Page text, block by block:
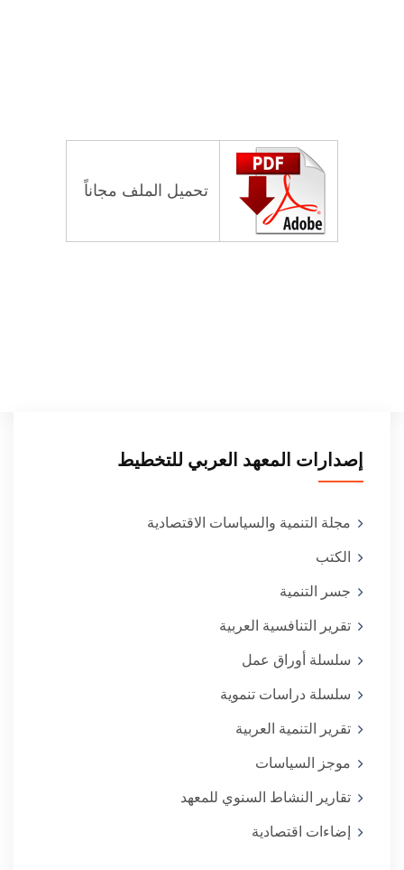
تحميل الملف مجاناً
إصدارات المعهد العربي للتخطيط
مجلة التنمية والسياسات الاقتصادية
الكتب
جسر التنمية
تقرير التنافسية العربية
سلسلة أوراق عمل
سلسلة دراسات تنموية
تقرير التنمية العربية
موجز السياسات
تقارير النشاط السنوي للمعهد
إضاءات اقتصادية